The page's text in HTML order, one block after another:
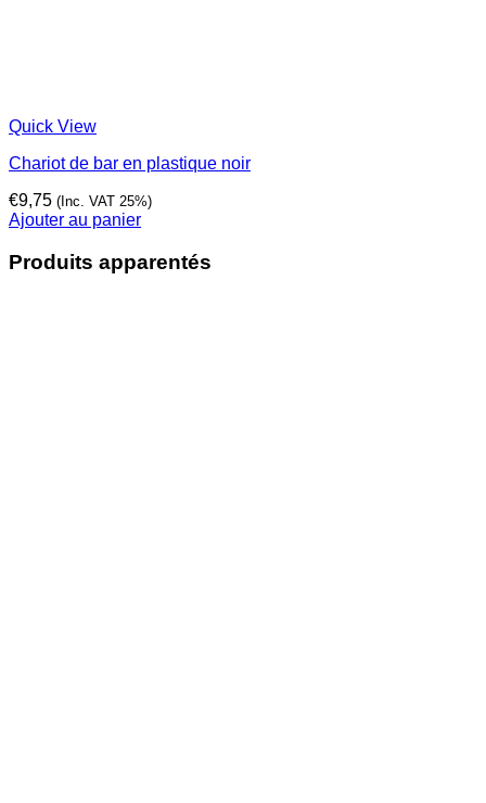
Quick View
Chariot de bar en plastique noir
€9,75 (Inc. VAT 25%)
Ajouter au panier
Produits apparentés